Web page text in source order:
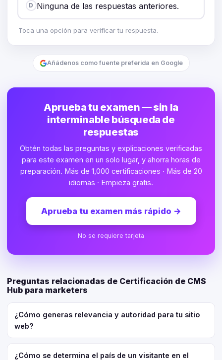
D Ninguna de las respuestas anteriores.
Toca una opción para verificar tu respuesta.
Añádenos como fuente preferida en Google
Aprueba tu examen — sin la
interminable búsqueda de
respuestas
Obtén todas las preguntas y explicaciones verificadas
para este examen en un solo lugar, y ahorra horas de
preparación. Más de 1,000 certificaciones · Más de 20
idiomas · Empieza gratis.
Aprueba tu examen más rápido →
No se requiere tarjeta
Preguntas relacionadas de Certificación de CMS
Hub para marketers
¿Cómo generas relevancia y autoridad para tu sitio
web?
¿Cómo se determina el país de un visitante en el